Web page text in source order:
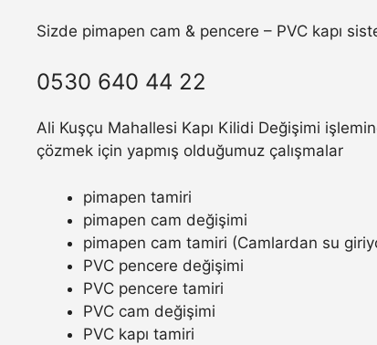
Sizde pimapen cam & pencere – PVC kapı
0530 640 44 22
Ali Kuşçu Mahallesi Kapı Kilidi Değişimi
çözmek için yapmış olduğumuz çalışmalar
pimapen tamiri
pimapen cam değişimi
pimapen cam tamiri (Camlardan su
PVC pencere değişimi
PVC pencere tamiri
PVC cam değişimi
PVC kapı tamiri